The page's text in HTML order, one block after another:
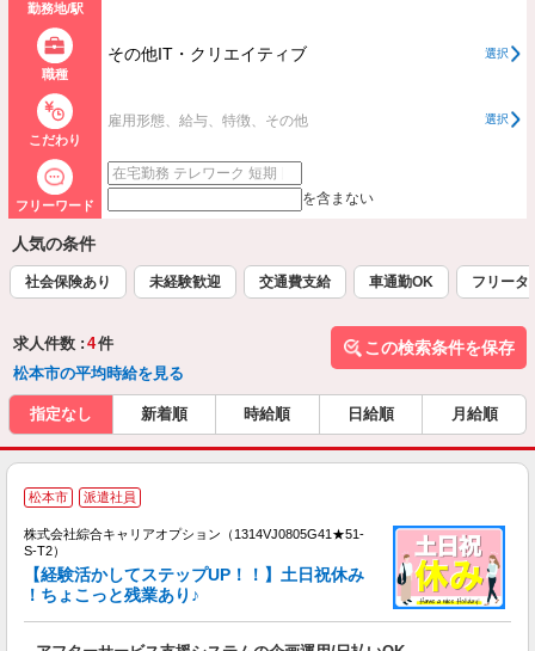
勤務地/駅
職種
その他IT・クリエイティブ 選択
こだわり
雇用形態、給与、特徴、その他 選択
フリーワード を含まない
人気の条件
社会保険あり 未経験歓迎 交通費支給 車通勤OK フリータ
求人件数 : 4件
松本市の平均時給を見る
この検索条件を保存
指定なし 新着順 時給順 日給順 月給順
松本市 派遣社員
株式会社綜合キャリアオプション（1314VJ0805G41★51-
S-T2）
【経験活かしてステップUP！！】土日祝休み
！ちょこっと残業あり♪